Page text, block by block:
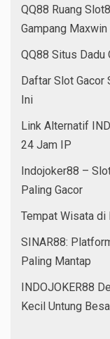
QQ88 Ruang
Gampang Maxwin
QQ88 Situs Dadu
Daftar Slot Gacor
Ini
Link Alternatif
24 Jam IP
Indojoker88 –
Paling Gacor
Tempat Wisata di
SINAR88:
Paling Mantap
INDOJOKER88
Kecil Untung